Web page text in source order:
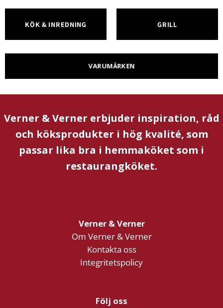
KÖK & INREDNING GRILL
VARUMÄRKEN
Verner & Verner erbjuder inspiration, råd
och köksprodukter i hög kvalité, som
passar lika bra i hemmaköket som i
restaurangköket.
Verner & Verner
Om Verner & Verner
Kontakta oss
Integritetspolicy
Följ oss